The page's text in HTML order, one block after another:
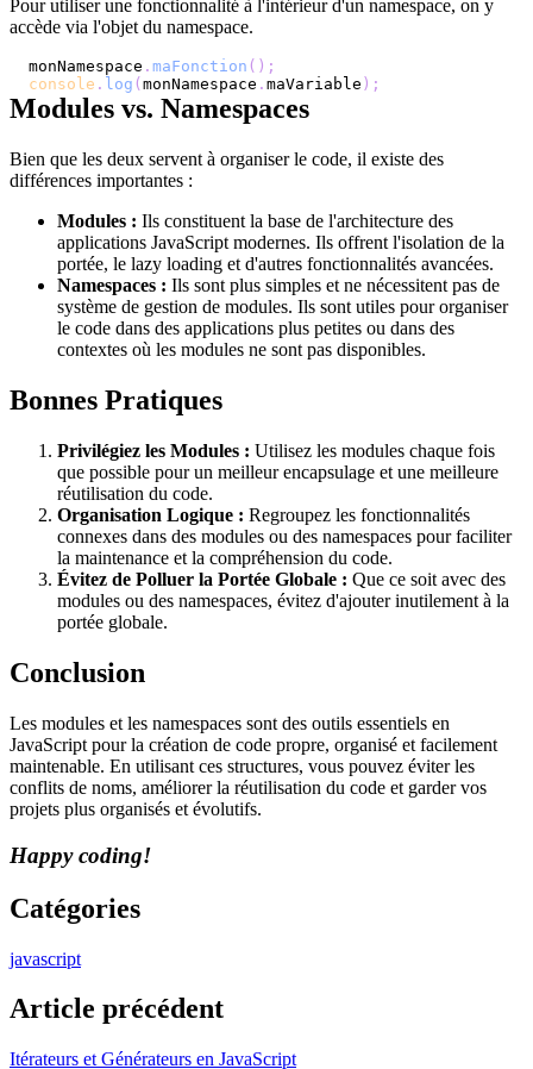
Pour utiliser une fonctionnalité à l'intérieur d'un namespace, on y
accède via l'objet du namespace.
monNamespace . maFonction ( ) ;
console . log ( monNamespace . maVariable ) ;
Modules vs. Namespaces
Bien que les deux servent à organiser le code, il existe des
différences importantes :
Modules : Ils constituent la base de l'architecture des
applications JavaScript modernes. Ils offrent l'isolation de la
portée, le lazy loading et d'autres fonctionnalités avancées.
Namespaces : Ils sont plus simples et ne nécessitent pas de
système de gestion de modules. Ils sont utiles pour organiser
le code dans des applications plus petites ou dans des
contextes où les modules ne sont pas disponibles.
Bonnes Pratiques
Privilégiez les Modules : Utilisez les modules chaque fois
que possible pour un meilleur encapsulage et une meilleure
réutilisation du code.
Organisation Logique : Regroupez les fonctionnalités
connexes dans des modules ou des namespaces pour faciliter
la maintenance et la compréhension du code.
Évitez de Polluer la Portée Globale : Que ce soit avec des
modules ou des namespaces, évitez d'ajouter inutilement à la
portée globale.
Conclusion
Les modules et les namespaces sont des outils essentiels en
JavaScript pour la création de code propre, organisé et facilement
maintenable. En utilisant ces structures, vous pouvez éviter les
conflits de noms, améliorer la réutilisation du code et garder vos
projets plus organisés et évolutifs.
Happy coding!
Catégories
javascript
Article précédent
Itérateurs et Générateurs en JavaScript